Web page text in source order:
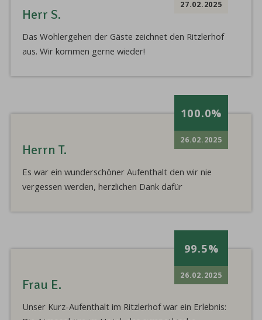
27.02.2025
Herr S.
Das Wohlergehen der Gäste zeichnet den Ritzlerhof
aus. Wir kommen gerne wieder!
100.0%
26.02.2025
Herrn T.
Es war ein wunderschöner Aufenthalt den wir nie
vergessen werden, herzlichen Dank dafür
99.5%
26.02.2025
Frau E.
Unser Kurz-Aufenthalt im Ritzlerhof war ein Erlebnis: